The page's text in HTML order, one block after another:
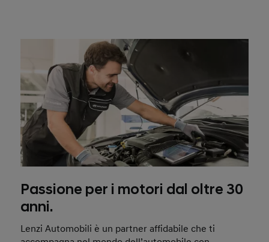
Passione per i motori dal oltre 30
anni.
Lenzi Automobili è un partner affidabile che ti